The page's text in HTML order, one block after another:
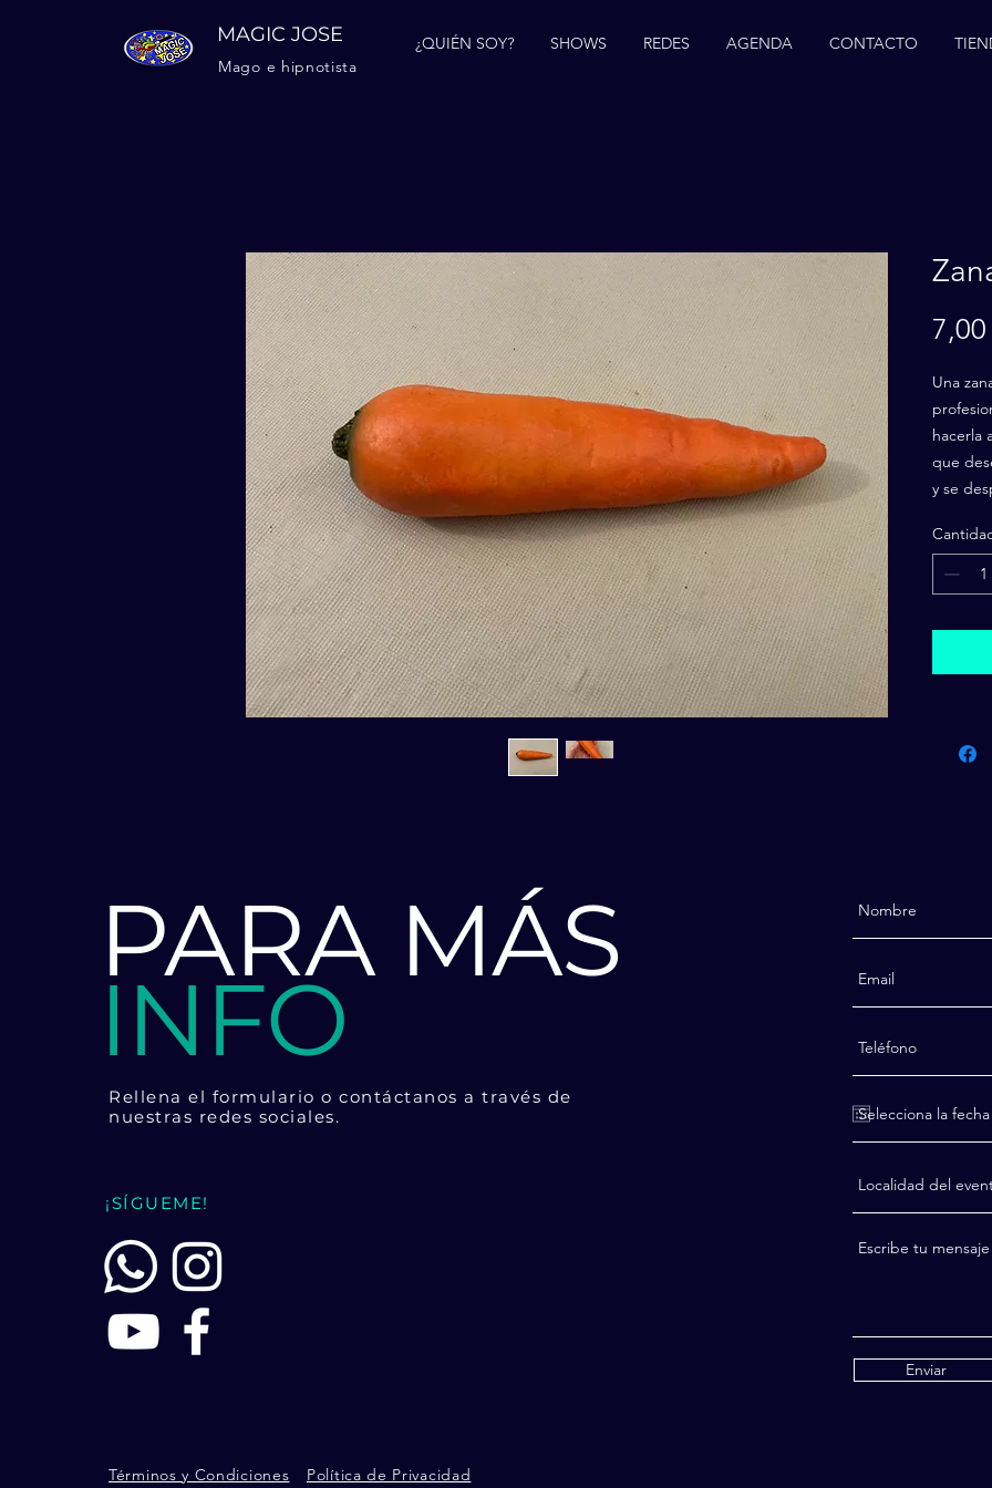
¿QUIÉN SOY? SHOWS REDES AGENDA CONTACTO
MAGIC JOSE
Mago e hipnotista
7,00
Una
hacerla
que
y se
PARA MÁS
INFO
Rellena el formulario o contáctanos a través de
nuestras redes sociales.
¡SÍGUEME!
Términos y Condiciones Política de Privacidad
Enviar